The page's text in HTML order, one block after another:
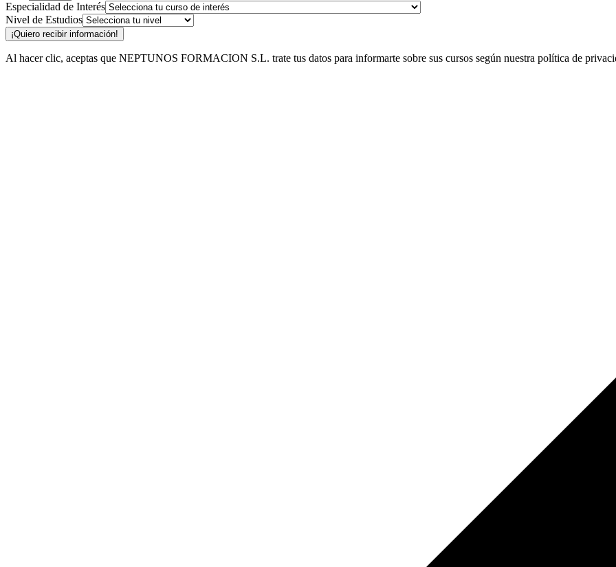
Especialidad de Interés
Nivel de Estudios
¡Quiero recibir información!
Al hacer clic, aceptas que NEPTUNOS FORMACION S.L. trate tus datos para informarte sobre sus cursos según nuestra política de